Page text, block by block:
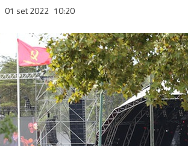
01 set 2022 10:20